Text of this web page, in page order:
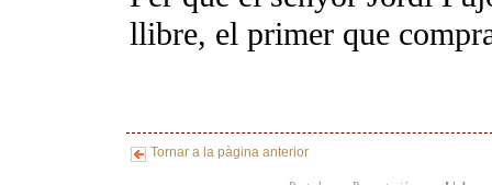
llibre, el primer que
Tornar a la pàgina anterior